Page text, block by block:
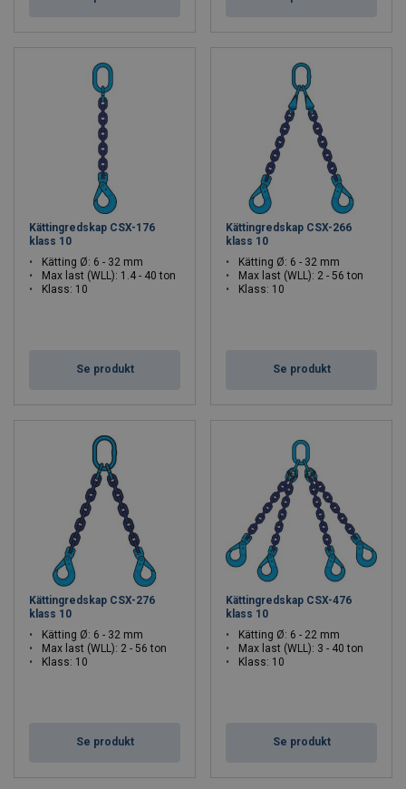
Kättingredskap CSX-176
klass 10
Kätting Ø: 6 - 32 mm
Max last (WLL): 1.4 - 40 ton
Klass: 10
Se produkt
Kättingredskap CSX-266
klass 10
Kätting Ø: 6 - 32 mm
Max last (WLL): 2 - 56 ton
Klass: 10
Se produkt
Kättingredskap CSX-276
klass 10
Kätting Ø: 6 - 32 mm
Max last (WLL): 2 - 56 ton
Klass: 10
Se produkt
Kättingredskap CSX-476
klass 10
Kätting Ø: 6 - 22 mm
Max last (WLL): 3 - 40 ton
Klass: 10
Se produkt